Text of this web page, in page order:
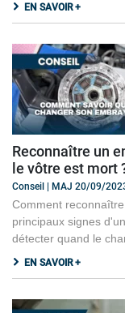
EN SAVOIR +
Reconnaître un
le vôtre est mort
Conseil | MAJ 20/09/
Comment
principaux signes
détecter quand le
EN SAVOIR +